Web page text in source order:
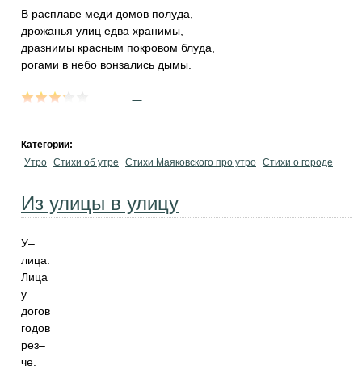
В расплаве меди домов полуда,
дрожанья улиц едва хранимы,
дразнимы красным покровом блуда,
рогами в небо вонзались дымы.
Категории:
Утро Стихи об утре Стихи Маяковского про утро Стихи о городе
Из улицы в улицу
У–
лица.
Лица
у
догов
годов
рез–
че.